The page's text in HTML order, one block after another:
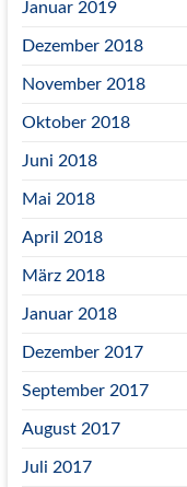
Januar 2019
Dezember 2018
November 2018
Oktober 2018
Juni 2018
Mai 2018
April 2018
März 2018
Januar 2018
Dezember 2017
September 2017
August 2017
Juli 2017